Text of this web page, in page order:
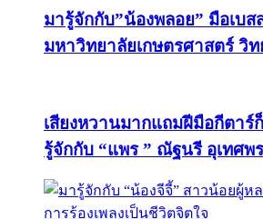
มารู้จักกับ”น้องพลอย” มือเบ
มหาวิทยาลัยเกษตรศาสตร์ วิ
เสียงหวานมากแถมฝีมือกีตาร์
รู้จักกับ “แพร ” ณัฐนรี อุเทศพ